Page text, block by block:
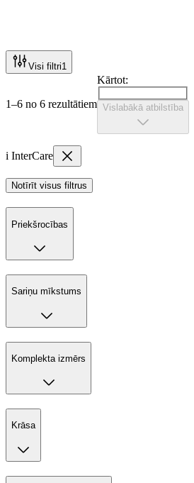
Visi filtri1
1–6 no 6 rezultātiem
Kārtot:
Vislabākā atbilstība
i InterCare
Notīrīt visus filtrus
Priekšrocības
Sariņu mīkstums
Komplekta izmērs
Krāsa